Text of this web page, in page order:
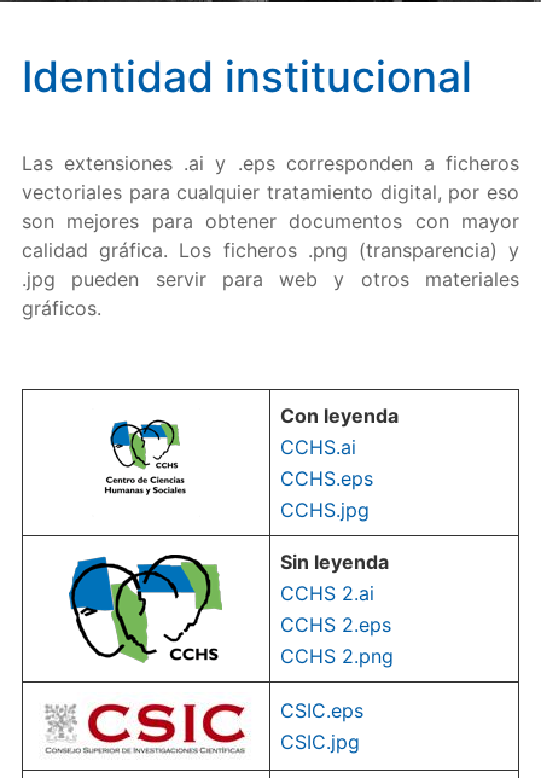
Identidad institucional
Las extensiones .ai y .eps corresponden a ficheros
vectoriales para cualquier tratamiento digital, por eso
son mejores para obtener documentos con mayor
calidad gráfica. Los ficheros .png (transparencia) y
.jpg pueden servir para web y otros materiales
gráficos.
Con leyenda
CCHS.ai
CCHS.eps
CCHS.jpg
Sin leyenda
CCHS 2.ai
CCHS 2.eps
CCHS 2.png
CSIC.eps
CSIC.jpg